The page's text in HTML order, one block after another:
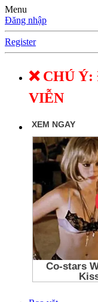
Menu
Đăng nhập
Register
❌ CHÚ
VIỄN